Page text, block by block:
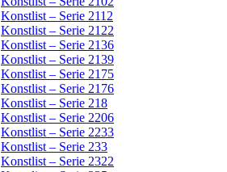
Konstlist – Serie 2112
Konstlist – Serie 2122
Konstlist – Serie 2136
Konstlist – Serie 2139
Konstlist – Serie 2175
Konstlist – Serie 2176
Konstlist – Serie 218
Konstlist – Serie 2206
Konstlist – Serie 2233
Konstlist – Serie 233
Konstlist – Serie 2322